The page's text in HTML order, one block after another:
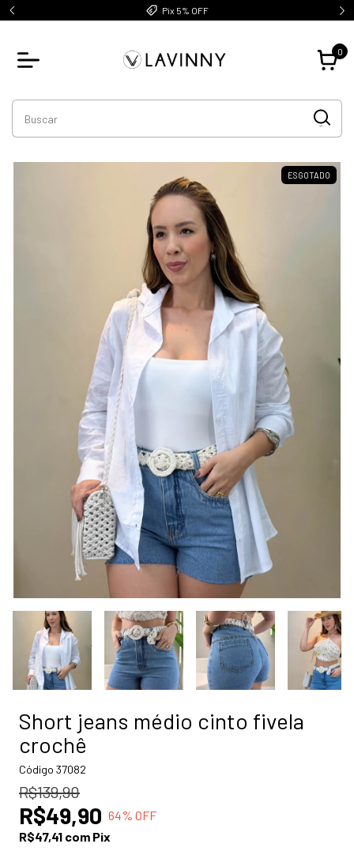
Pix 5% OFF
0
ESGOTADO
Short jeans médio cinto fivela
crochê
Código 37082
R$139,90
R$49,90 64% OFF
R$47,41 com Pix